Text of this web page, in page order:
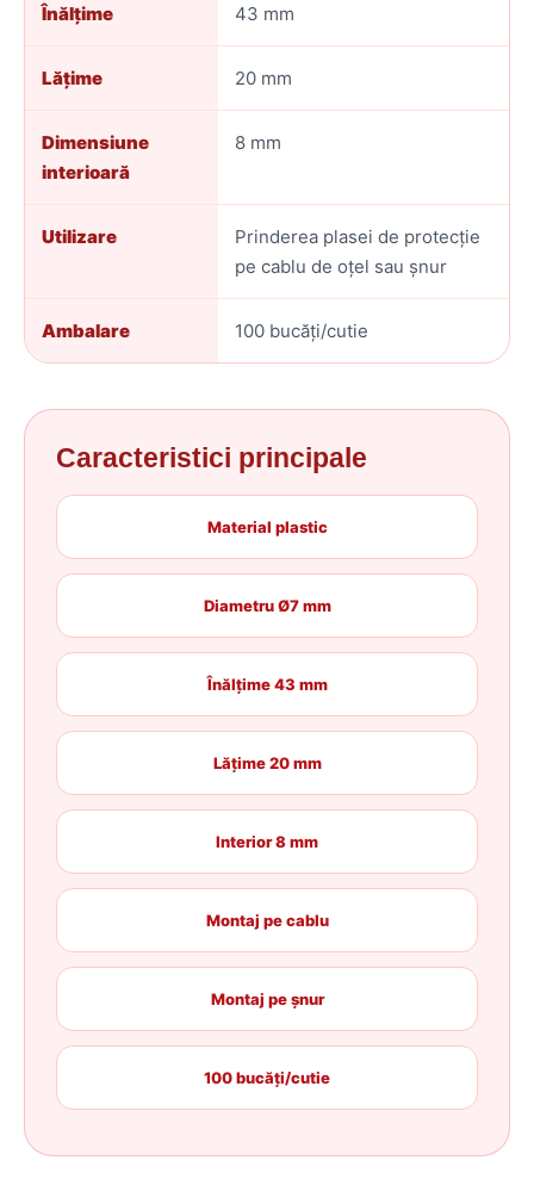
Înălțime 43 mm
Lățime 20 mm
Dimensiune
interioară
8 mm
Utilizare
Prinderea plasei de protecție
pe cablu de oțel sau șnur
Ambalare 100 bucăți/cutie
Caracteristici principale
Material plastic
Diametru Ø7 mm
Înălțime 43 mm
Lățime 20 mm
Interior 8 mm
Montaj pe cablu
Montaj pe șnur
100 bucăți/cutie